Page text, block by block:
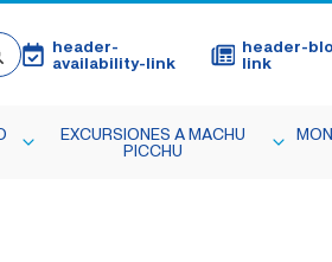
header-
availability-link
header-
link
EXCURSIONES A MACHU
PICCHU